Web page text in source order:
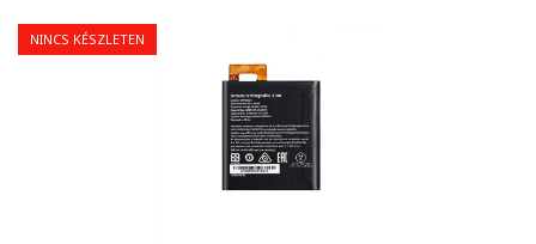
NINCS KÉSZLETEN